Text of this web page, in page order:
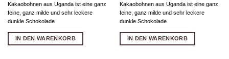
Kakaobohnen aus Uganda ist eine ganz
feine, ganz milde und sehr leckere
dunkle Schokolade
IN DEN WARENKORB
Kakaobohnen aus Uganda ist eine ganz
feine, ganz milde und sehr leckere
dunkle Schokolade
IN DEN WARENKORB